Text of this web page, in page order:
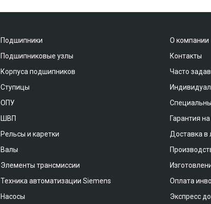
Подшипники
Подшипниковые узлы
Корпуса подшипников
Ступицы
ОПУ
ШВП
Рельсы и каретки
Валы
Элементы трансмиссии
Техника автоматизации Siemens
Насосы
О компании
Контакты
Часто
Гарантия
Доставка в
Оплата
Экспресс